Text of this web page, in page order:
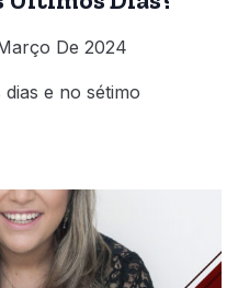
De 2024
e no sétimo